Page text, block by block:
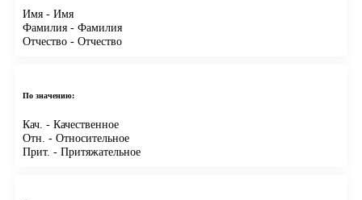
Имя - Имя
Фамилия - Фамилия
Отчество - Отчество
По значению:
Кач. - Качественное
Отн. - Относительное
Прит. - Притяжательное